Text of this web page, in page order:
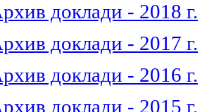
доклади - 2018 г.
доклади - 2017 г.
доклади - 2016 г.
доклади - 2015 г.